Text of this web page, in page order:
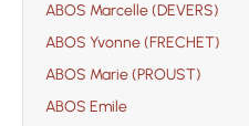
ABOS Marcelle (DEVERS)
ABOS Yvonne (FRECHET)
ABOS Marie (PROUST)
ABOS Emile